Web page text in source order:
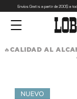
Envíos Gratis a partir de 200$ a
🔥CALIDAD AL
NUEVO